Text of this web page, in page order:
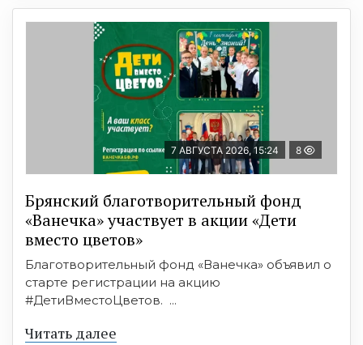
7 АВГУСТА 2026, 15:24 8
Брянский благотворительный фонд
«Ванечка» участвует в акции «Дети
вместо цветов»
Благотворительный фонд «Ванечка» объявил о
старте регистрации на акцию
#ДетиВместоЦветов. ...
Читать далее